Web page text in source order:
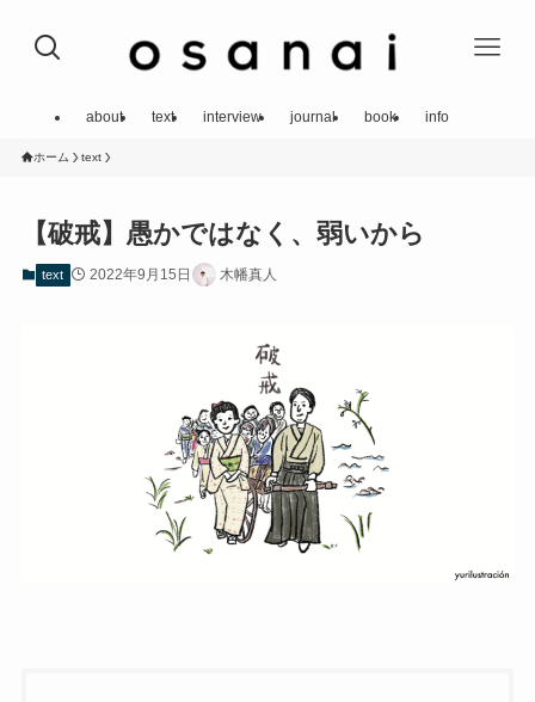
about￼ text interview journal book info
ホーム text
【破戒】愚かではなく、弱いから
text 2022年9月15日 木幡真人